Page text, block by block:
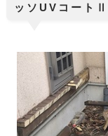
ッソUVコートⅡ